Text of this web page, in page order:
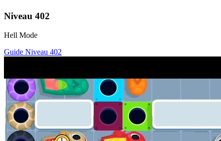
Niveau 402
Hell Mode
Guide Niveau 402